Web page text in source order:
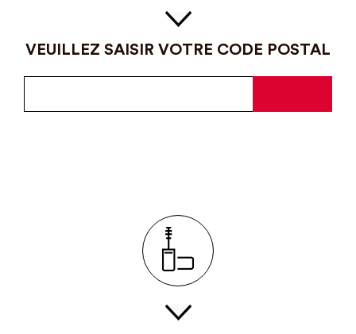
VEUILLEZ SAISIR VOTRE CODE POSTAL